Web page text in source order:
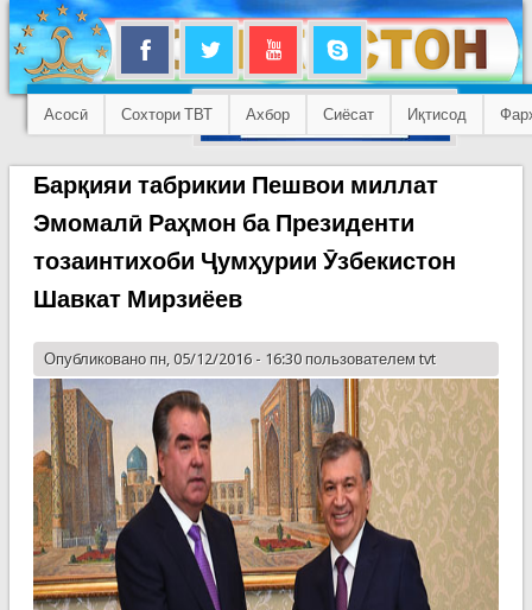
Асосӣ Сохтори ТВТ Ахбор Сиёсат Иқтисод
Барқияи табрикии Пешвои миллат
Эмомалӣ Раҳмон ба Президенти
тозаинтихоби Ҷумҳурии Ӯзбекистон
Шавкат Мирзиёев
Опубликовано пн, 05/12/2016 - 16:30 пользователем tvt